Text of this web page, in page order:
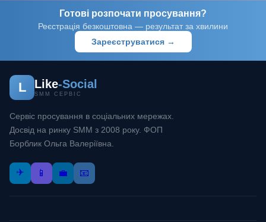
Готові розпочати просування?
Реєстрація безкоштовна — результат за хвилини
Зареєструватися →
L Like-Social
SMM СЕРВІС
Сервіс просування в соціальних мережах.
Досвід на ринку SMM з 2008 року. ФОП
Борблик Ольга Валеріївна.
✈️ 📱 💼 📧